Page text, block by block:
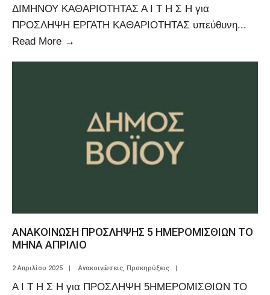
ΔΙΜΗΝΟΥ ΚΑΘΑΡΙΟΤΗΤΑΣ Α Ι Τ Η Σ Η για
ΠΡΟΣΛΗΨΗ ΕΡΓΑΤΗ ΚΑΘΑΡΙΟΤΗΤΑΣ υπεύθυνη...
Read More →
ΑΝΑΚΟΙΝΩΣΗ ΠΡΟΣΛΗΨΗΣ 5 ΗΜΕΡΟΜΙΣΘΙΩΝ ΤΟ
ΜΗΝΑ ΑΠΡΙΛΙΟ
2 Απριλίου 2025 Ανακοινώσεις, Προκηρύξεις
Α Ι Τ Η Σ Η για ΠΡΟΣΛΗΨΗ 5ΗΜΕΡΟΜΙΣΘΙΩΝ ΤΟ